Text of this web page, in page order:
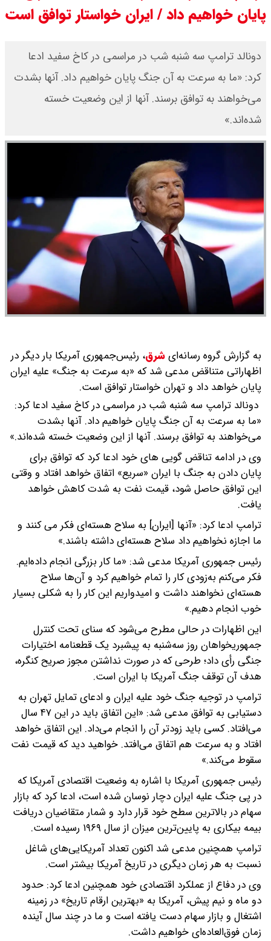
جزئیات عرضه اولیه احیا در فرابورس
اعلام شد
قیمت بیت کوین،تتر و اتریوم امروز
جمعه ۱۶ مرداد۱۴۰۵ / قیمت بیت
پایان خواهیم داد / ایران خواستار توافق است
دونالد ترامپ سه شنبه شب در مراسمی در کاخ سفید ادعا
کرد: «ما به سرعت به آن جنگ پایان خواهیم داد. آنها بشدت
می‌خواهند به توافق برسند. آنها از این وضعیت خسته
شده‌اند.»
به گزارش گروه رسانه‌ایشرق، رئیس‌جمهوری آمریکا بار دیگر در
اظهاراتی متناقض مدعی شد که «به سرعت به جنگ» علیه ایران
پایان خواهد داد و تهران خواستار توافق است.
دونالد ترامپ سه شنبه شب در مراسمی در کاخ سفید ادعا کرد:
«ما به سرعت به آن جنگ پایان خواهیم داد. آنها بشدت
می‌خواهند به توافق برسند. آنها از این وضعیت خسته شده‌اند.»
وی در ادامه تناقض گویی های خود ادعا کرد که توافق برای
پایان دادن به جنگ با ایران «سریع» اتفاق خواهد افتاد و وقتی
این توافق حاصل شود، قیمت نفت به شدت کاهش خواهد
یافت.
ترامپ ادعا کرد: «آنها [ایران] به سلاح هسته‌ای فکر می کنند و
ما اجازه نخواهیم داد سلاح هسته‌ای داشته باشند.»
رئیس جمهوری آمریکا مدعی شد: «ما کار بزرگی انجام داده‌ایم.
فکر می‌کنم به‌زودی کار را تمام خواهیم کرد و آن‌ها سلاح
هسته‌ای نخواهند داشت و امیدواریم این کار را به شکلی بسیار
خوب انجام دهیم.»
این اظهارات در حالی مطرح می‌شود که سنای تحت کنترل
جمهوریخواهان روز سه‌شنبه به پیشبرد یک قطعنامه اختیارات
جنگی رأی داد؛ طرحی که در صورت نداشتن مجوز صریح کنگره،
هدف آن توقف جنگ آمریکا با ایران است.
ترامپ در توجیه جنگ خود علیه ایران و ادعای تمایل تهران به
دستیابی به توافق مدعی شد: «این اتفاق باید در این ۴۷ سال
می‌افتاد. کسی باید زودتر آن را انجام می‌داد. این اتفاق خواهد
افتاد و به سرعت هم اتفاق می‌افتد. خواهید دید که قیمت نفت
سقوط می‌کند.»
رئیس جمهوری آمریکا با اشاره به وضعیت اقتصادی آمریکا که
در پی جنگ علیه ایران دچار نوسان شده است، ادعا کرد که بازار
سهام در بالاترین سطح خود قرار دارد و شمار متقاضیان دریافت
بیمه بیکاری به پایین‌ترین میزان از سال ۱۹۶۹ رسیده است.
ترامپ همچنین مدعی شد اکنون تعداد آمریکایی‌های شاغل
نسبت به هر زمان دیگری در تاریخ آمریکا بیشتر است.
وی در دفاع از عملکرد اقتصادی خود همچنین ادعا کرد: حدود
دو ماه و نیم پیش، آمریکا به «بهترین ارقام تاریخ» در زمینه
اشتغال و بازار سهام دست یافته است و ما در چند سال آینده
زمان فوق‌العاده‌ای خواهیم داشت.